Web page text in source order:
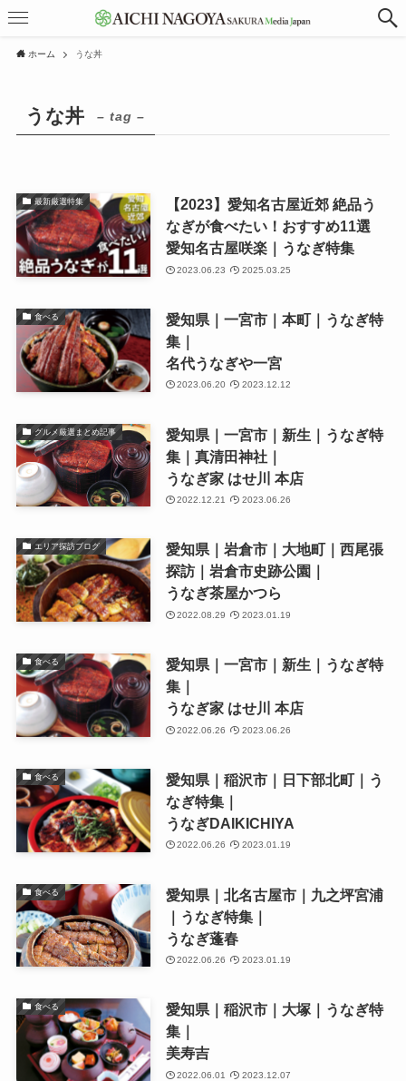
ホーム うな丼
うな丼 – tag –
最新厳選特集
【2023】愛知名古屋近郊 絶品う
なぎが食べたい！おすすめ11選
愛知名古屋咲楽｜うなぎ特集
2023.06.23 2025.03.25
食べる
愛知県｜一宮市｜本町｜うなぎ特
集｜
名代うなぎや一宮
2023.06.20 2023.12.12
グルメ厳選まとめ記事
愛知県｜一宮市｜新生｜うなぎ特
集｜真清田神社｜
うなぎ家 はせ川 本店
2022.12.21 2023.06.26
エリア探訪ブログ
愛知県｜岩倉市｜大地町｜西尾張
探訪｜岩倉市史跡公園｜
うなぎ茶屋かつら
2022.08.29 2023.01.19
食べる
愛知県｜一宮市｜新生｜うなぎ特
集｜
うなぎ家 はせ川 本店
2022.06.26 2023.06.26
食べる
愛知県｜稲沢市｜日下部北町｜う
なぎ特集｜
うなぎDAIKICHIYA
2022.06.26 2023.01.19
食べる
愛知県｜北名古屋市｜九之坪宮浦
｜うなぎ特集｜
うなぎ蓬春
2022.06.26 2023.01.19
食べる
愛知県｜稲沢市｜大塚｜うなぎ特
集｜
美寿吉
2022.06.01 2023.12.07